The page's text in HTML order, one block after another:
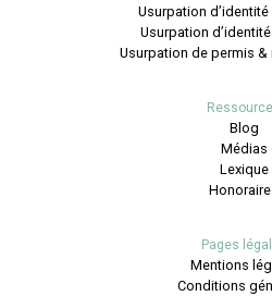
Usurpation
Usurpation
Usurpation de permis
Blog
Médias
Lexique
Pages
Mentions
Conditions